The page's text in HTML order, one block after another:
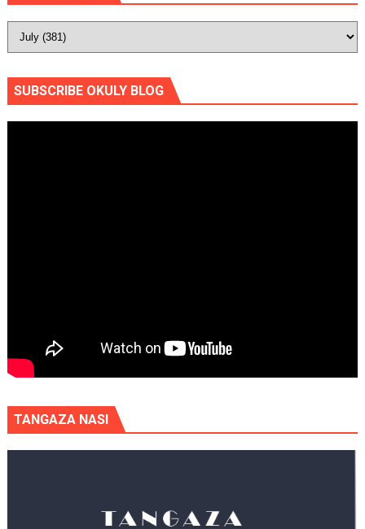
SUBSCRIBE OKULY BLOG
TANGAZA NASI